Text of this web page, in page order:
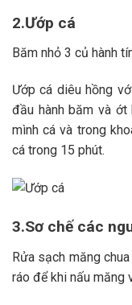
2.Ướp cá
Băm nhỏ 3 củ hành
Ướp cá diêu hồng
đầu hành băm và ớt
mình cá và trong
cá trong 15 phút.
3.Sơ chế các
Rửa sạch măng
ráo để khi nấu